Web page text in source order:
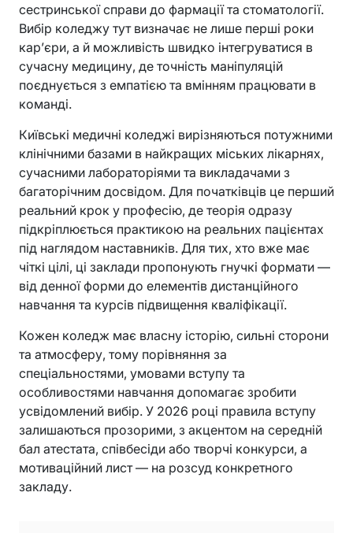
сестринської справи до фармації та стоматології.
Вибір коледжу тут визначає не лише перші роки
кар’єри, а й можливість швидко інтегруватися в
сучасну медицину, де точність маніпуляцій
поєднується з емпатією та вмінням працювати в
команді.
Київські медичні коледжі вирізняються потужними
клінічними базами в найкращих міських лікарнях,
сучасними лабораторіями та викладачами з
багаторічним досвідом. Для початківців це перший
реальний крок у професію, де теорія одразу
підкріплюється практикою на реальних пацієнтах
під наглядом наставників. Для тих, хто вже має
чіткі цілі, ці заклади пропонують гнучкі формати —
від денної форми до елементів дистанційного
навчання та курсів підвищення кваліфікації.
Кожен коледж має власну історію, сильні сторони
та атмосферу, тому порівняння за
спеціальностями, умовами вступу та
особливостями навчання допомагає зробити
усвідомлений вибір. У 2026 році правила вступу
залишаються прозорими, з акцентом на середній
бал атестата, співбесіди або творчі конкурси, а
мотиваційний лист — на розсуд конкретного
закладу.